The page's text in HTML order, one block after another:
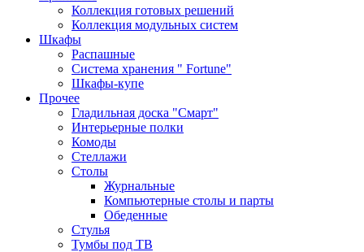
Коллекция готовых решений
Коллекция модульных систем
Шкафы
Распашные
Система хранения " Fortune"
Шкафы-купе
Прочее
Гладильная доска "Смарт"
Интерьерные полки
Комоды
Стеллажи
Столы
Журнальные
Компьютерные столы и парты
Обеденные
Стулья
Тумбы под ТВ